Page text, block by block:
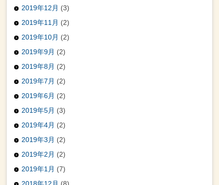
2019年12月 (3)
2019年11月 (2)
2019年10月 (2)
2019年9月 (2)
2019年8月 (2)
2019年7月 (2)
2019年6月 (2)
2019年5月 (3)
2019年4月 (2)
2019年3月 (2)
2019年2月 (2)
2019年1月 (7)